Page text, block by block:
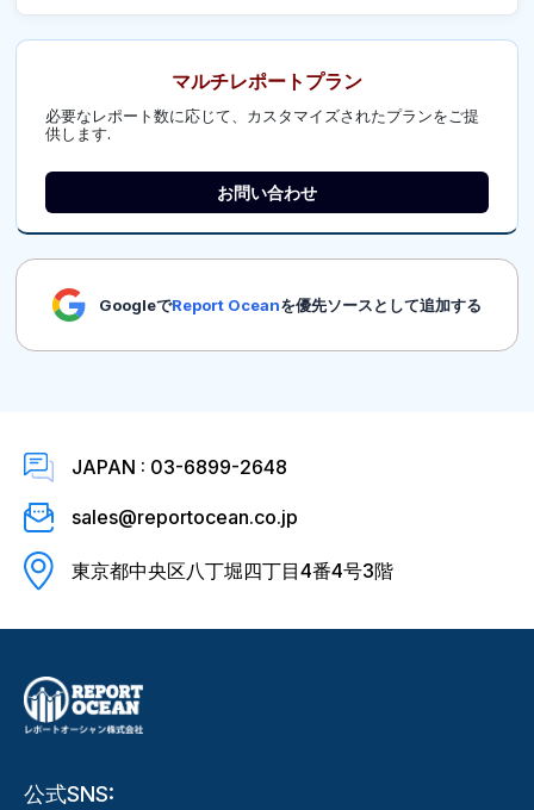
マルチレポートプラン
必要なレポート数に応じて、カスタマイズされたプランをご提
供します.
お問い合わせ
GoogleでReport Oceanを優先ソースとして追加する
JAPAN : 03-6899-2648
sales@reportocean.co.jp
東京都中央区八丁堀四丁目4番4号3階
公式SNS: